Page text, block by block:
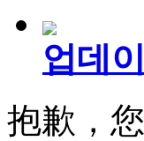
업데
抱歉，